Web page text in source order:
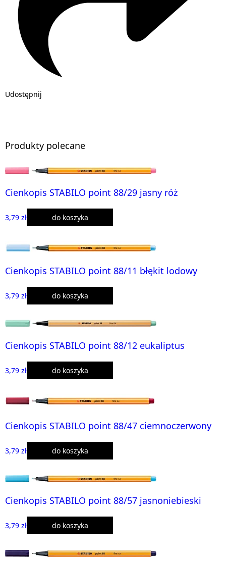
Udostępnij
Produkty polecane
Cienkopis STABILO point 88/29 jasny róż
3,79 zł do koszyka
Cienkopis STABILO point 88/11 błękit lodowy
3,79 zł do koszyka
Cienkopis STABILO point 88/12 eukaliptus
3,79 zł do koszyka
Cienkopis STABILO point 88/47 ciemnoczerwony
3,79 zł do koszyka
Cienkopis STABILO point 88/57 jasnoniebieski
3,79 zł do koszyka